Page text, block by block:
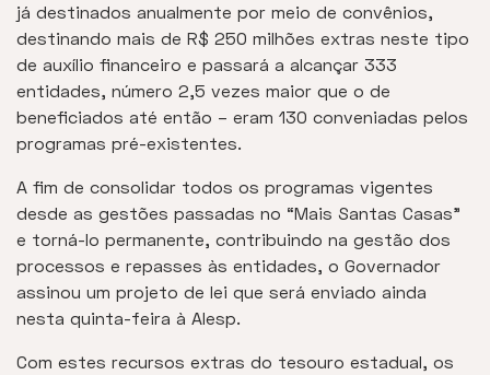
já destinados anualmente por meio de convênios,
destinando mais de R$ 250 milhões extras neste tipo
de auxílio financeiro e passará a alcançar 333
entidades, número 2,5 vezes maior que o de
beneficiados até então – eram 130 conveniadas pelos
programas pré-existentes.
A fim de consolidar todos os programas vigentes
desde as gestões passadas no “Mais Santas Casas”
e torná-lo permanente, contribuindo na gestão dos
processos e repasses às entidades, o Governador
assinou um projeto de lei que será enviado ainda
nesta quinta-feira à Alesp.
Com estes recursos extras do tesouro estadual, os